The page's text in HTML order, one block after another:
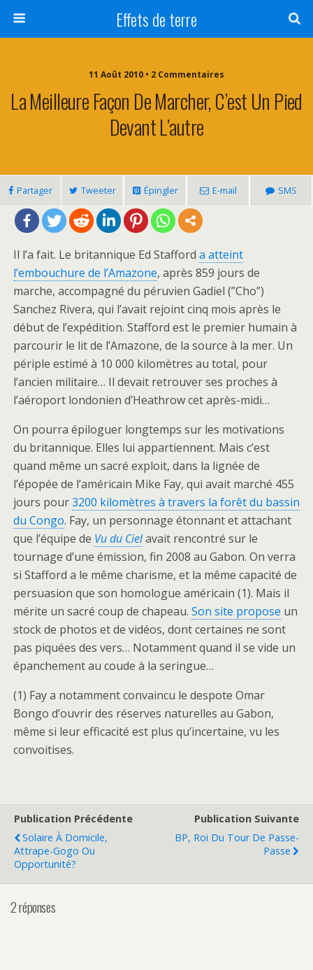
Effets de terre
11 Août 2010 • 2 Commentaires
La Meilleure Façon De Marcher, C’est Un Pied
Devant L’autre
Partager Tweeter Épingler E-mail SMS
Il l’a fait. Le britannique Ed Stafford a atteint
l’embouchure de l’Amazone, après 859 jours de
marche, accompagné du péruvien Gadiel (”Cho”)
Sanchez Rivera, qui l’avait rejoint cinq mois après le
début de l’expédition. Stafford est le premier humain à
parcourir le lit de l’Amazone, de la source à la mer. Un
périple estimé à 10 000 kilomètres au total, pour
l’ancien militaire… Il devait retrouver ses proches à
l’aéroport londonien d’Heathrow cet après-midi…
On pourra épiloguer longtemps sur les motivations
du britannique. Elles lui appartiennent. Mais c’est
quand même un sacré exploit, dans la lignée de
l’épopée de l’américain Mike Fay, qui avait marché 455
jours pour3200 kilomètres à travers la forêt du bassin
du Congo. Fay, un personnage étonnant et attachant
que l’équipe de Vu du Cielavait rencontré sur le
tournage d’une émission, fin 2008 au Gabon. On verra
si Stafford a le même charisme, et la même capacité de
persuasion que son homologue américain (1). Mais il
mérite un sacré coup de chapeau. Son site propose un
stock de photos et de vidéos, dont certaines ne sont
pas piquées des vers… Notamment quand il se vide un
épanchement au coude à la seringue…
(1) Fay a notamment convaincu le despote Omar
Bongo d’ouvrir des réserves naturelles au Gabon,
même si leur efficacité est plus qu’incertaine, vu les
convoitises.
Publication Précédente
Solaire À Domicile,
Attrape-Gogo Ou
Opportunité?
Publication Suivante
BP, Roi Du Tour De Passe-
Passe
2 réponses